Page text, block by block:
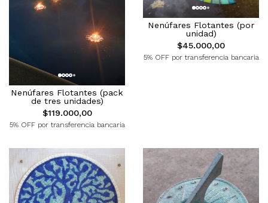
Nenúfares Flotantes (pack
de tres unidades)
$119.000,00
5% OFF por transferencia bancaria
Nenúfares Flotantes (por
unidad)
$45.000,00
5% OFF por transferencia bancaria